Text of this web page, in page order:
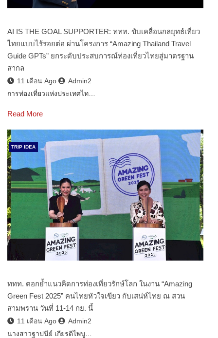
AI IS THE GOAL SUPPORTER: ททท. ขับเคลื่อนกลยุทธ์เที่ยว
ไทยแบบไร้รอยต่อ ผ่านโครงการ “Amazing Thailand Travel
Guide GPTs” ยกระดับประสบการณ์ท่องเที่ยวไทยสู่มาตรฐาน
สากล
11 เดือน Ago
Admin2
การท่องเที่ยวแห่งประเทศไท…
Read More
TRIP IDEA
ททท. ตอกย้ำแนวคิดการท่องเที่ยวรักษ์โลก ในงาน “Amazing
Green Fest 2025” คนไทยหัวใจเขียว กับเสน่ห์ไทย ณ สวน
สามพราน วันที่ 11-14 กย. นี้
11 เดือน Ago
Admin2
นางสาวฐาปนีย์ เกียรติไพบู…